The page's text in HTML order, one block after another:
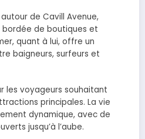
de Cavill Avenue,
de boutiques et
quant à lui, offre un
baigneurs, surfeurs et
les voyageurs souhaitant
principales. La vie
dynamique, avec de
jusqu’à l’aube.